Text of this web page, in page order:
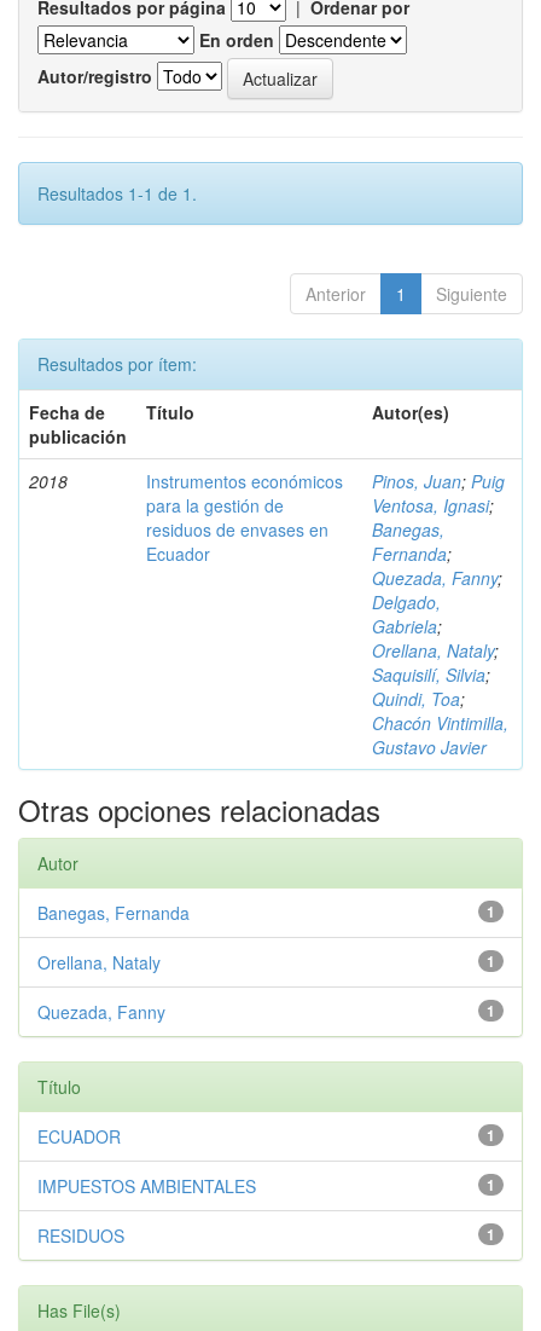
Resultados por página | Ordenar por
En orden
Autor/registro
Resultados 1-1 de 1.
Anterior 1 Siguiente
Resultados por ítem:
Fecha de
publicación
Título Autor(es)
2018
Instrumentos económicos
para la gestión de
residuos de envases en
Ecuador
Pinos, Juan; Puig
Ventosa, Ignasi;
Banegas,
Fernanda;
Quezada, Fanny;
Delgado,
Gabriela;
Orellana, Nataly;
Saquisilí, Silvia;
Quindi, Toa;
Chacón Vintimilla,
Gustavo Javier
Otras opciones relacionadas
Autor
1
Banegas, Fernanda
1
Orellana, Nataly
1
Quezada, Fanny
Título
1
ECUADOR
1
IMPUESTOS AMBIENTALES
1
RESIDUOS
Has File(s)